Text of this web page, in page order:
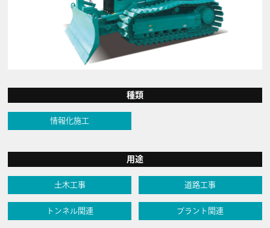
種類
情報化施工
用途
土木工事 道路工事
トンネル関連 プラント関連